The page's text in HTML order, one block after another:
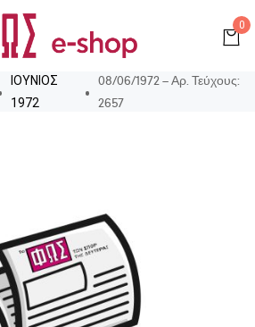
0
ΙΟΥΝΙΟΣ
1972
08/06/1972 – Αρ. Τεύχους:
2657